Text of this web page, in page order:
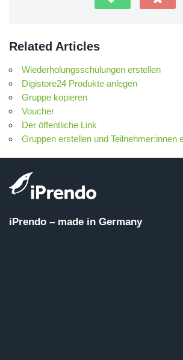
Related Articles
Wiederholungsschulungen erstellen
Digistore24 Produkte anlegen
Gruppe kopieren
Voucher
Der öffentliche Link
Gruppen erstellen und Teilnehmer:innen
iPrendo – made in Germany